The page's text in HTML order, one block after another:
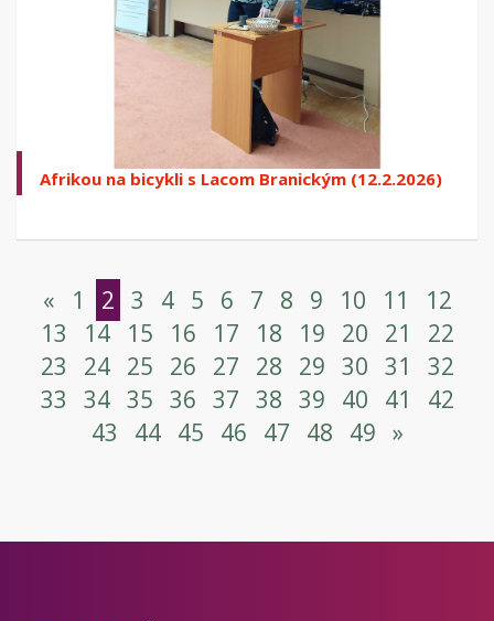
Afrikou na bicykli s Lacom Branickým (12.2.2026)
« 1 2 3 4 5 6 7 8 9 10 11
12
13
14 15 16 17 18 19 20 21
22
23
24 25 26 27 28 29 30 31
32
33
34 35 36 37 38 39 40 41
42
43
44 45 46 47 48 49 »